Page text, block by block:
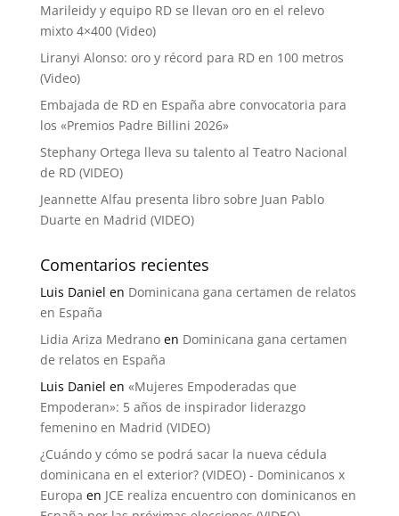
Marileidy y equipo RD se llevan oro en el relevo
mixto 4×400 (Video)
Liranyi Alonso: oro y récord para RD en 100 metros
(Video)
Embajada de RD en España abre convocatoria para
los «Premios Padre Billini 2026»
Stephany Ortega lleva su talento al Teatro Nacional
de RD (VIDEO)
Jeannette Alfau presenta libro sobre Juan Pablo
Duarte en Madrid (VIDEO)
Comentarios recientes
Luis Daniel en Dominicana gana certamen de relatos
en España
Lidia Ariza Medranoen Dominicana gana certamen
de relatos en España
Luis Daniel en «Mujeres Empoderadas que
Empoderan»: 5 años de inspirador liderazgo
femenino en Madrid (VIDEO)
¿Cuándo y cómo se podrá sacar la nueva cédula
dominicana en el exterior? (VIDEO) - Dominicanos x
Europa en JCE realiza encuentro con dominicanos en